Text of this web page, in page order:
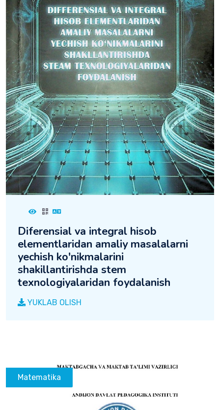
Diferensial va integral hisob
elementlaridan amaliy masalalarni
yechish ko'nikmalarini
shakillantirishda stem
texnologiyalaridan foydalanish
YUKLAB OLISH
Matematika